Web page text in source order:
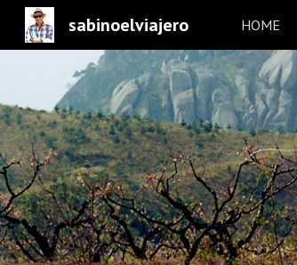
sabinoelviajero HOME